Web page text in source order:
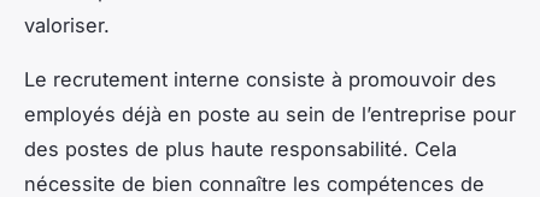
valoriser.
Le recrutement interne consiste à promouvoir des
employés déjà en poste au sein de l’entreprise pour
des postes de plus haute responsabilité. Cela
nécessite de bien connaître les compétences de